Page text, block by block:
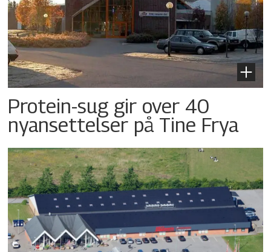
Protein-sug gir over 40
nyansettelser på Tine Frya